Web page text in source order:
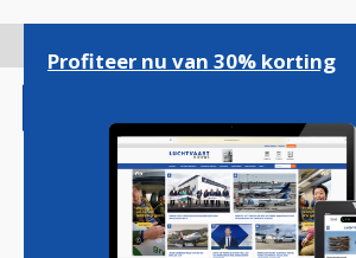
gaan
Profiteer nu van 30% korting